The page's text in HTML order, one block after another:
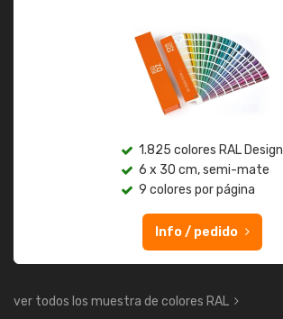
1.825 colores RAL Design
6 x 30 cm, semi-mate
9 colores por página
Info / pedido
ver todos los muestra de colores RAL